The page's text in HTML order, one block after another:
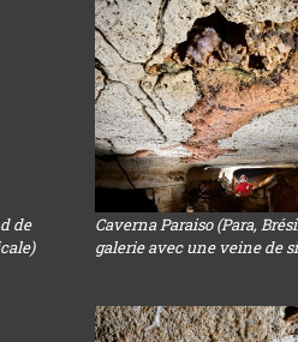
de
Caverna Paraiso (Para,
galerie avec une veine de